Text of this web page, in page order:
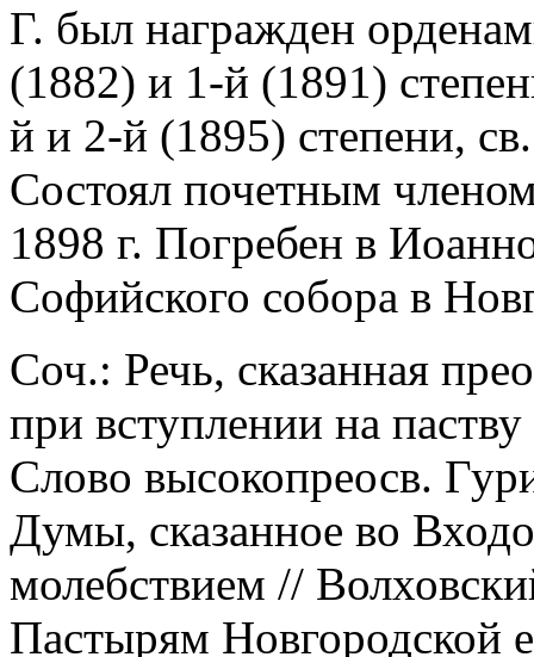
Г. был награжден
(1882) и 1-й (1891)
й и 2-й (1895) степени,
Состоял почетным
1898 г. Погребен в
Софийского собора в
Соч.: Речь, сказанная
при вступлении на
Слово высокопреосв.
Думы, сказанное во
молебствием //
Пастырям Новгородской